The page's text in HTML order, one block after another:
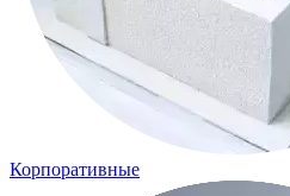
Корпоративные